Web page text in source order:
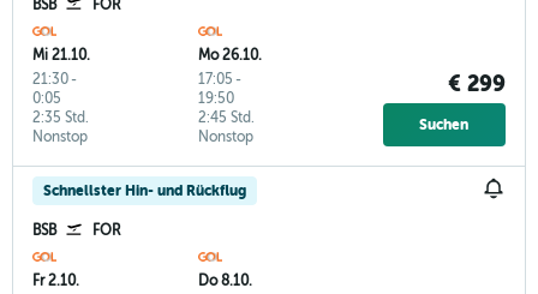
BSB FOR
Mi 21.10.
21:30-
0:05
Nonstop
2:35 Std.
Mo 26.10.
17:05 -
19:50
Nonstop
2:45 Std.
€ 299
Suchen
Schnellster Hin- und Rückflug
BSB FOR
Fr 2.10.
Do 8.10.